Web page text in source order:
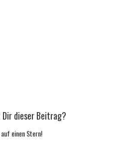
dieser Beitrag?
einen Stern!